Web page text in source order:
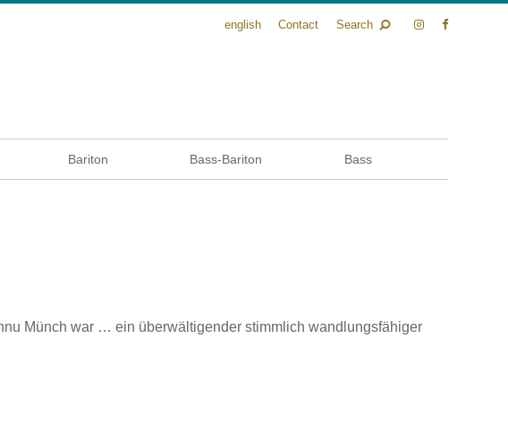
english Contact Search
Bariton Bass-Bariton Bass
Münch war … ein überwältigender stimmlich wandlungsfähiger